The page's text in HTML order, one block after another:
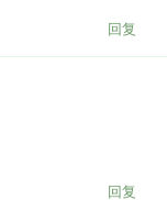
回复
回复